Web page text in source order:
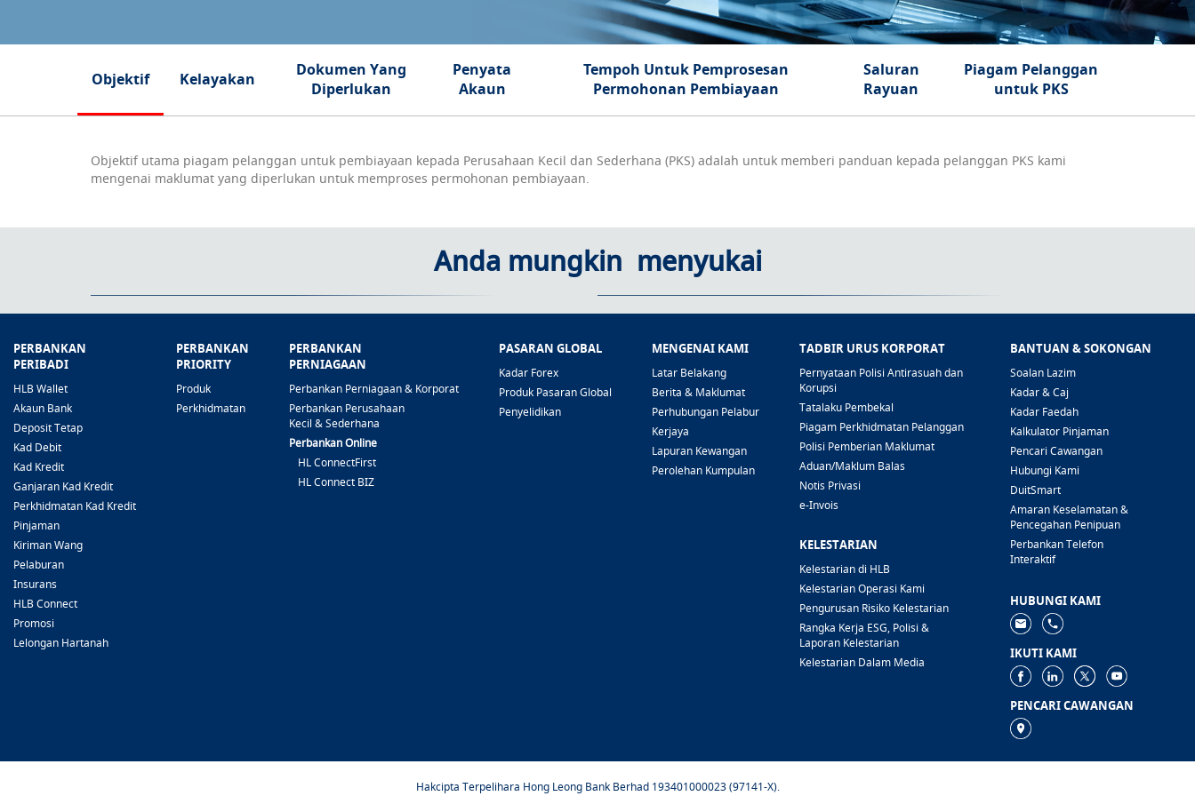
Objektif Kelayakan
Dokumen Yang
Diperlukan
Penyata
Akaun
Tempoh Untuk Pemprosesan
Permohonan Pembiayaan
Saluran
Rayuan
Piagam Pelanggan
untuk PKS
Objektif utama piagam pelanggan untuk pembiayaan kepada Perusahaan Kecil dan Sederhana (PKS) adalah untuk memberi panduan kepada pelanggan PKS kami
mengenai maklumat yang diperlukan untuk memproses permohonan pembiayaan.
Anda mungkin menyukai
PERBANKAN
PERIBADI
HLB Wallet
Akaun Bank
Deposit Tetap
Kad Debit
Kad Kredit
Ganjaran Kad Kredit
Perkhidmatan Kad Kredit
Pinjaman
Kiriman Wang
Pelaburan
Insurans
HLB Connect
Promosi
Lelongan Hartanah
PERBANKAN
PRIORITY
Produk
Perkhidmatan
PERBANKAN
PERNIAGAAN
Perbankan Perniagaan & Korporat
Perbankan Perusahaan
Kecil & Sederhana
Perbankan Online
HL ConnectFirst
HL Connect BIZ
PASARAN GLOBAL
Kadar Forex
Produk Pasaran Global
Penyelidikan
MENGENAI KAMI
Latar Belakang
Berita & Maklumat
Perhubungan Pelabur
Kerjaya
Lapuran Kewangan
Perolehan Kumpulan
TADBIR URUS KORPORAT
Pernyataan Polisi Antirasuah dan
Korupsi
Tatalaku Pembekal
Piagam Perkhidmatan Pelanggan
Polisi Pemberian Maklumat
Aduan/Maklum Balas
Notis Privasi
e-Invois
KELESTARIAN
Kelestarian di HLB
Kelestarian Operasi Kami
Pengurusan Risiko Kelestarian
Rangka Kerja ESG, Polisi &
Laporan Kelestarian
Kelestarian Dalam Media
BANTUAN & SOKONGAN
Soalan Lazim
Kadar & Caj
Kadar Faedah
Kalkulator Pinjaman
Pencari Cawangan
Hubungi Kami
DuitSmart
Amaran Keselamatan &
Pencegahan Penipuan
Perbankan Telefon
Interaktif
HUBUNGI KAMI
IKUTI KAMI
PENCARI CAWANGAN
Hakcipta Terpelihara Hong Leong Bank Berhad 193401000023 (97141-X).